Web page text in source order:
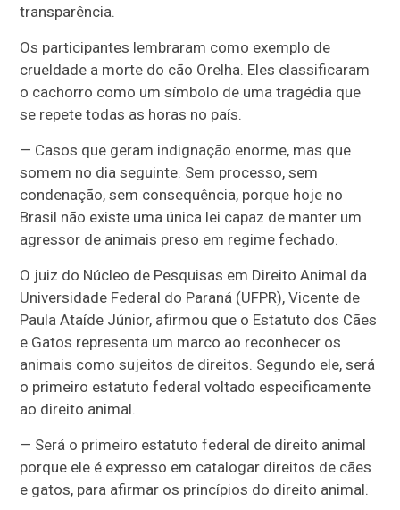
transparência.
Os participantes lembraram como exemplo de
crueldade a morte do cão Orelha. Eles classificaram
o cachorro como um símbolo de uma tragédia que
se repete todas as horas no país.
— Casos que geram indignação enorme, mas que
somem no dia seguinte. Sem processo, sem
condenação, sem consequência, porque hoje no
Brasil não existe uma única lei capaz de manter um
agressor de animais preso em regime fechado.
O juiz do Núcleo de Pesquisas em Direito Animal da
Universidade Federal do Paraná (UFPR), Vicente de
Paula Ataíde Júnior, afirmou que o Estatuto dos Cães
e Gatos representa um marco ao reconhecer os
animais como sujeitos de direitos. Segundo ele, será
o primeiro estatuto federal voltado especificamente
ao direito animal.
— Será o primeiro estatuto federal de direito animal
porque ele é expresso em catalogar direitos de cães
e gatos, para afirmar os princípios do direito animal.